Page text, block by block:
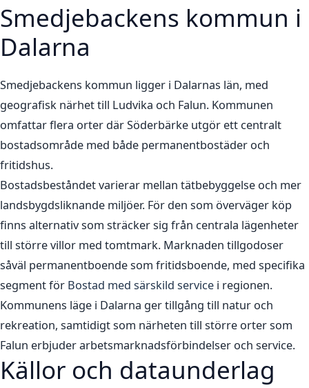
Smedjebackens kommun i
Dalarna
Smedjebackens kommun ligger i Dalarnas län, med
geografisk närhet till Ludvika och Falun. Kommunen
omfattar flera orter där Söderbärke utgör ett centralt
bostadsområde med både permanentbostäder och
fritidshus.
Bostadsbeståndet varierar mellan tätbebyggelse och mer
landsbygdsliknande miljöer. För den som överväger köp
finns alternativ som sträcker sig från centrala lägenheter
till större villor med tomtmark. Marknaden tillgodoser
såväl permanentboende som fritidsboende, med specifika
segment för Bostad med särskild service i regionen.
Kommunens läge i Dalarna ger tillgång till natur och
rekreation, samtidigt som närheten till större orter som
Falun erbjuder arbetsmarknadsförbindelser och service.
Källor och dataunderlag